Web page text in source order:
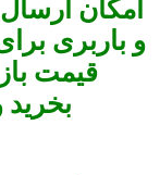
امکان
و باربری
قیمت